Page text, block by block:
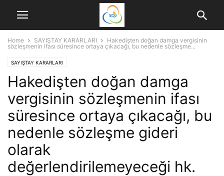
Home SAYIŞTAY KARARLARI
Hakedişten doğan damga vergisinin
sözleşmenin ifası süresince ortaya çıkacağı, bu nedenle sözleşme...
SAYIŞTAY KARARLARI
Hakedişten doğan damga
vergisinin sözleşmenin ifası
süresince ortaya çıkacağı, bu
nedenle sözleşme gideri
olarak
değerlendirilemeyeceği hk.